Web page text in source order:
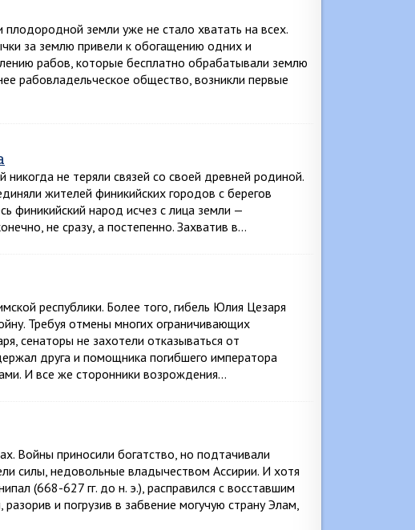
земли уже не стало хватать на всех.
за землю привели к обогащению одних и
рабов, которые бесплатно обрабатывали землю
рабовладельческое общество, возникли первые
никогда не теряли связей со своей древней родиной.
жителей финикийских городов с берегов
финикийский народ исчез с лица земли —
не сразу, а постепенно. Захватив в…
республики. Более того, гибель Юлия Цезаря
Требуя отмены многих ограничивающих
сенаторы не захотели отказываться от
друга и помощника погибшего императора
И все же сторонники возрождения…
Войны приносили богатство, но подтачивали
силы, недовольные владычеством Ассирии. И хотя
(668-627 гг. до н. э.), расправился с восставшим
и погрузив в забвение могучую страну Элам,